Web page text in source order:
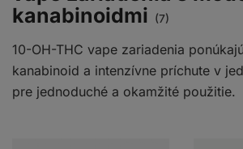
kanabinoidmi
(7)
10-OH-THC vape zariadenia
kanabinoid a intenzívne príchute v
pre jednoduché a okamžité použitie.